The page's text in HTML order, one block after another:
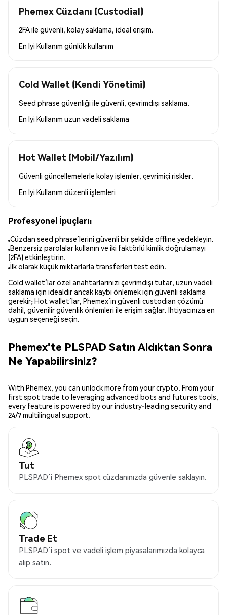
Phemex Cüzdanı (Custodial)
2FA ile güvenli, kolay saklama, ideal erişim.
En İyi Kullanım günlük kullanım
Cold Wallet (Kendi Yönetimi)
Seed phrase güvenliği ile güvenli, çevrimdışı saklama.
En İyi Kullanım uzun vadeli saklama
Hot Wallet (Mobil/Yazılım)
Güvenli güncellemelerle kolay işlemler, çevrimiçi riskler.
En İyi Kullanım düzenli işlemleri
Profesyonel İpuçları:
Cüzdan seed phrase’lerini güvenli bir şekilde offline yedekleyin.
Benzersiz parolalar kullanın ve iki faktörlü kimlik doğrulamayı
(2FA) etkinleştirin.
İlk olarak küçük miktarlarla transferleri test edin.
Cold wallet’lar özel anahtarlarınızı çevrimdışı tutar, uzun vadeli
saklama için idealdir ancak kaybı önlemek için güvenli saklama
gerekir; Hot wallet’lar, Phemex’in güvenli custodian çözümü
dahil, güvenilir güvenlik önlemleri ile erişim sağlar. İhtiyacınıza en
uygun seçeneği seçin.
Phemex'te PLSPAD Satın Aldıktan Sonra
Ne Yapabilirsiniz?
With Phemex, you can unlock more from your crypto. From your
first spot trade to leveraging advanced bots and futures tools,
every feature is powered by our industry-leading security and
24/7 multilingual support.
Tut
PLSPAD’i Phemex spot cüzdanınızda güvenle saklayın.
Trade Et
PLSPAD’i spot ve vadeli işlem piyasalarımızda kolayca
alıp satın.